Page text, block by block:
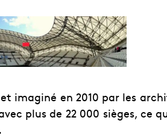
imaginé en 2010 par les
plus de 22 000 sièges, ce